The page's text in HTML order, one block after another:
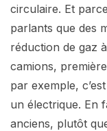
circulaire. Et
parlants que des
réduction de gaz
camions,
par exemple,
un électrique. En
anciens, plutôt